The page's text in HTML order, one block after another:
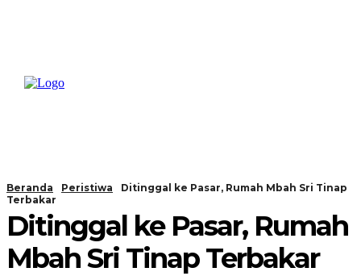
Beranda Peristiwa
Ditinggal ke Pasar, Rumah Mbah Sri Tinap
Terbakar
Ditinggal ke Pasar, Rumah
Mbah Sri Tinap Terbakar